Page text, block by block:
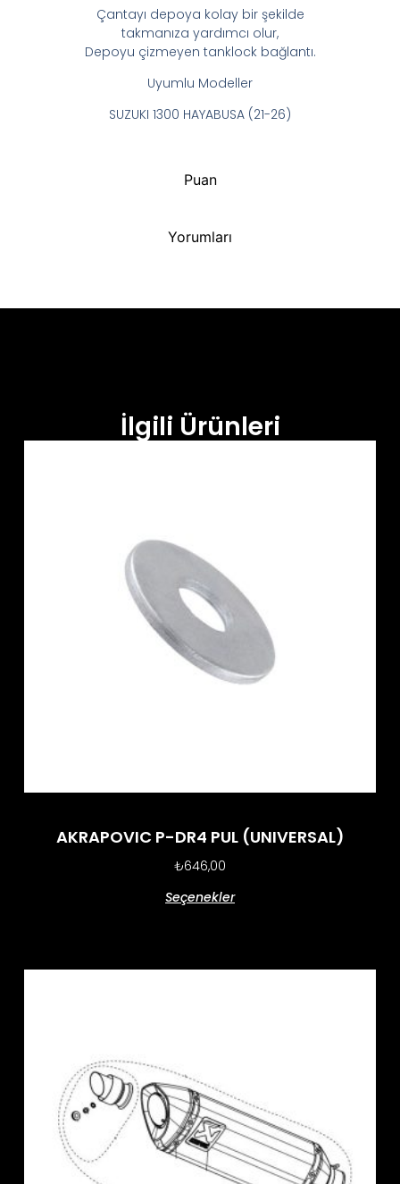
Puan
Yorumları
Çantayı depoya kolay bir şekilde
takmanıza yardımcı olur,
Depoyu çizmeyen tanklock bağlantı.
Uyumlu Modeller
SUZUKI 1300 HAYABUSA (21-26)
İlgili Ürünleri
AKRAPOVIC P-DR4 PUL (UNIVERSAL)
₺646,00
Seçenekler